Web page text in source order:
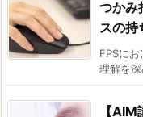
つかみ
スの持
FPSに
理解を
【